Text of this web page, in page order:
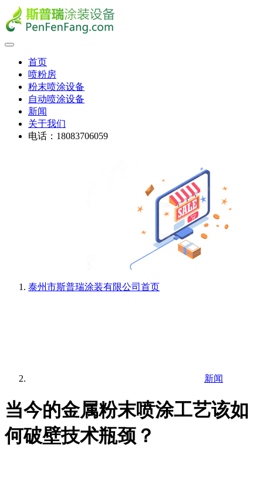
首页
喷粉房
粉末喷涂设备
自动喷涂设备
新闻
关于我们
电话：18083706059
泰州市斯普瑞涂装有限公司 首页
新闻
当今的金属粉末喷涂工艺该如
何破壁技术瓶颈？